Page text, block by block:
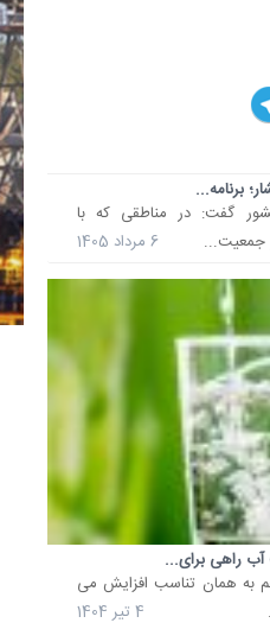
برنامه...
گفت: در مناطقی که با
جمعیت...
6 مرداد 1405
راهی برای...
به همان تناسب افزایش می
4 تیر 1404